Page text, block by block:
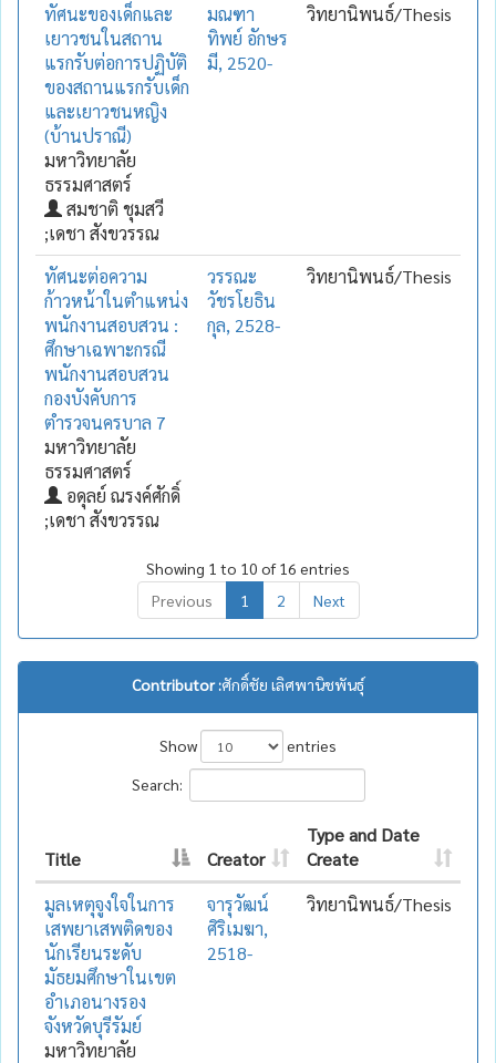
ทัศนะของเด็กและ
เยาวชนในสถาน
แรกรับต่อการปฏิบัติ
ของสถานแรกรับเด็ก
และเยาวชนหญิง
(บ้านปราณี)
มหาวิทยาลัย
ธรรมศาสตร์
สมชาติ ชุมสวี
;เดชา สังขวรรณ
มณฑา
ทิพย์ อักษร
มี, 2520-
วิทยานิพนธ์/Thesis
ทัศนะต่อความ
ก้าวหน้าในตำแหน่ง
พนักงานสอบสวน :
ศึกษาเฉพาะกรณี
พนักงานสอบสวน
กองบังคับการ
ตำรวจนครบาล 7
มหาวิทยาลัย
ธรรมศาสตร์
อดุลย์ ณรงค์ศักดิ์
;เดชา สังขวรรณ
วรรณะ
วัชรโยธิน
กุล, 2528-
วิทยานิพนธ์/Thesis
Showing 1 to 10 of 16 entries
Previous
1 2 Next
Contributor :ศักดิ์ชัย เลิศพานิชพันธุ์
Show
entries
Search:
Title Creator
Type and Date
Create
มูลเหตุจูงใจในการ
เสพยาเสพติดของ
นักเรียนระดับ
มัธยมศึกษาในเขต
อำเภอนางรอง
จังหวัดบุรีรัมย์
มหาวิทยาลัย
จารุวัฒน์
ศิริเมฆา,
2518-
วิทยานิพนธ์/Thesis